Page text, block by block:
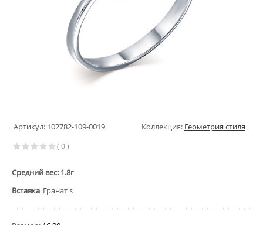
Артикул: 102782-109-0019 Коллекция: Геометрия стиля
( 0 )
Средний вес: 1.8г
Вставка Гранат s